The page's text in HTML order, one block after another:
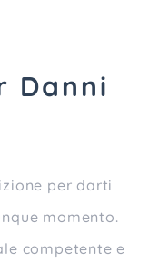
Danni
per darti
momento.
competente e